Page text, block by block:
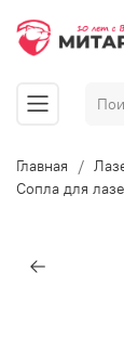
Главная
Сопла для